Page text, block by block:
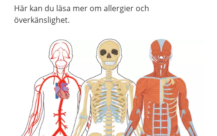
Här kan du läsa mer om allergier och
överkänslighet.